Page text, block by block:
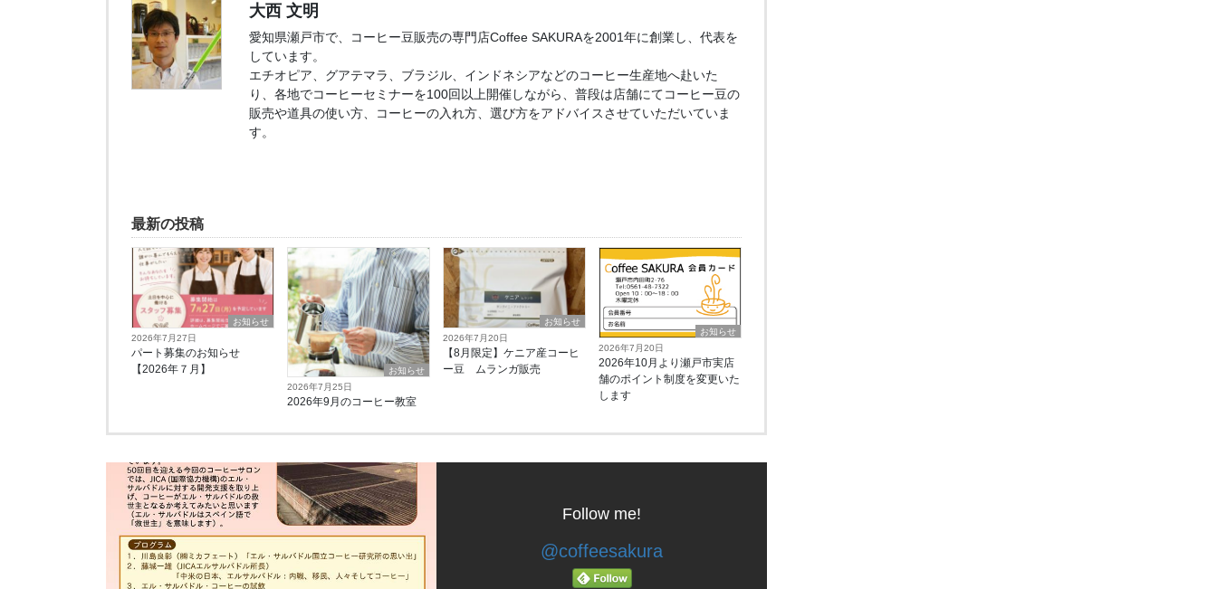
大西 文明
愛知県瀬戸市で、コーヒー豆販売の専門店Coffee SAKURAを2001年に創業し、代表を
しています。
エチオピア、グアテマラ、ブラジル、インドネシアなどのコーヒー生産地へ赴いた
り、各地でコーヒーセミナーを100回以上開催しながら、普段は店舗にてコーヒー豆の
販売や道具の使い方、コーヒーの入れ方、選び方をアドバイスさせていただいていま
す。
最新の投稿
お知らせ
2026年7月27日
パート募集のお知らせ
【2026年７月】
お知らせ
2026年7月25日
2026年9月のコーヒー教室
お知らせ
2026年7月20日
【8月限定】ケニア産コーヒ
ー豆 ムランガ販売
お知らせ
2026年7月20日
2026年10月より瀬戸市実店
舗のポイント制度を変更いた
します
Follow me!
@coffeesakura